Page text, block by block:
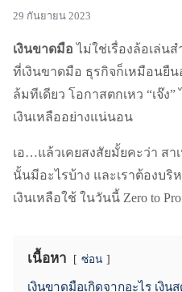
29 กันยายน 2023
เงินขาดมือ ไม่ใช่เรื่องล้อเล่น
ที่เงินขาดมือ ธุรกิจก็เหมือนยื
ล้มทีเดียว โอกาสตกเหว “เจ๊
เงินเหลืออย่างแน่นอน
เอ…แล้วเคยสงสัยมั้ยคะว่า ส
นั้นมีอะไรบ้าง และเราต้องบริ
เงินเหลือใช้ ในวันนี้ Zero to
เนื้อหา ซ่อน
เงินขาดมือเกิดจากอะไร เงิน